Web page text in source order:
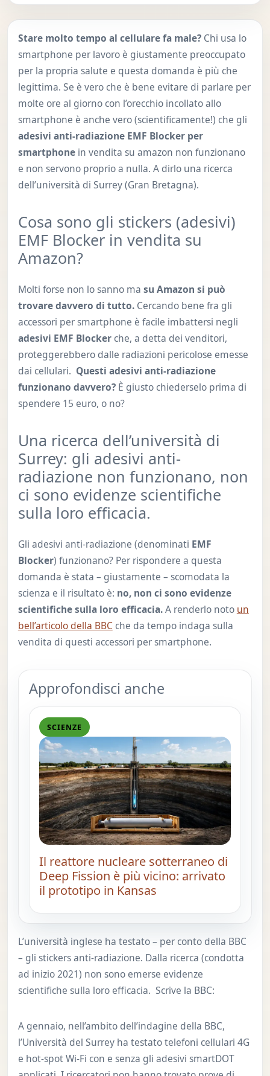
Stare molto tempo al cellulare fa male?Chi usa lo
smartphone per lavoro è giustamente preoccupato
per la propria salute e questa domanda è più che
legittima. Se è vero che è bene evitare di parlare per
molte ore al giorno con l’orecchio incollato allo
smartphone è anche vero (scientificamente!) che gli
adesivi anti-radiazione EMF Blocker per
smartphonein vendita su amazon non funzionano
e non servono proprio a nulla. A dirlo una ricerca
dell’università di Surrey (Gran Bretagna).
Cosa sono gli stickers (adesivi)
EMF Blocker in vendita su
Amazon?
Molti forse non lo sanno ma su Amazon si può
trovare davvero di tutto.Cercando bene fra gli
accessori per smartphone è facile imbattersi negli
adesivi EMF Blockerche, a detta dei venditori,
proteggerebbero dalle radiazioni pericolose emesse
dai cellulari. Questi adesivi anti-radiazione
funzionano davvero?È giusto chiederselo prima di
spendere 15 euro, o no?
Una ricerca dell’università di
Surrey: gli adesivi anti-
radiazione non funzionano, non
ci sono evidenze scientifiche
sulla loro efficacia.
Gli adesivi anti-radiazione (denominati EMF
Blocker) funzionano? Per rispondere a questa
domanda è stata – giustamente – scomodata la
scienza e il risultato è: no, non ci sono evidenze
scientifiche sulla loro efficacia.A renderlo noto un
bell’articolo della BBC che da tempo indaga sulla
vendita di questi accessori per smartphone.
Approfondisci anche
SCIENZE
Il reattore nucleare sotterraneo di
Deep Fission è più vicino: arrivato
il prototipo in Kansas
L’università inglese ha testato – per conto della BBC
– gli stickers anti-radiazione. Dalla ricerca (condotta
ad inizio 2021) non sono emerse evidenze
scientifiche sulla loro efficacia. Scrive la BBC:
A gennaio, nell’ambito dell’indagine della BBC,
l’Università del Surrey ha testato telefoni cellulari 4G
e hot-spot Wi-Fi con e senza gli adesivi smartDOT